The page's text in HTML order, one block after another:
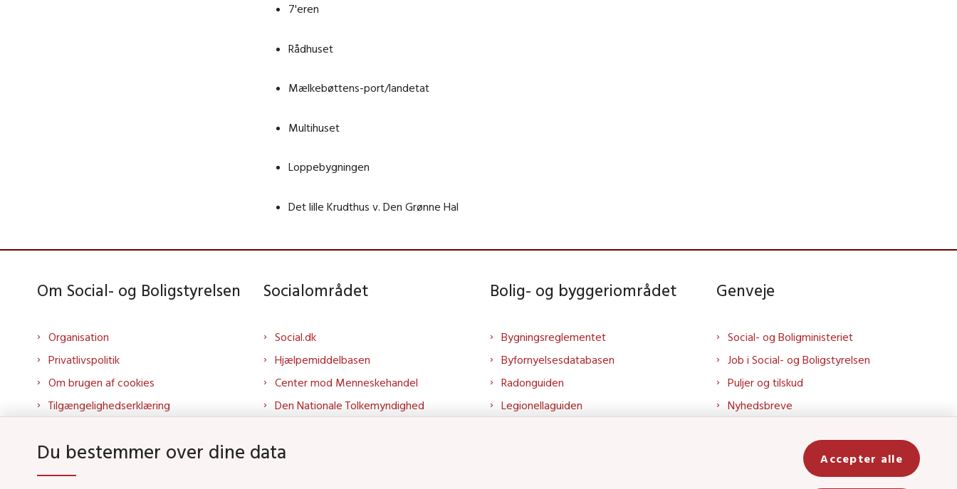
7'eren
Rådhuset
Mælkebøttens-port/landetat
Multihuset
Loppebygningen
Det lille Krudthus v. Den Grønne Hal
Om Social- og Boligstyrelsen
Organisation
Privatlivspolitik
Om brugen af cookies
Tilgængelighedserklæring
Kontakt os
Whistleblowerordning
Socialområdet
Social.dk
Hjælpemiddelbasen
Center mod Menneskehandel
Den Nationale Tolkemyndighed
Tolkeportalen
Bolig- og byggeriområdet
Bygningsreglementet
Byfornyelsesdatabasen
Radonguiden
Legionellaguiden
Genveje
Social- og Boligministeriet
Job i Social- og Boligstyrelsen
Puljer og tilskud
Nyhedsbreve
Social- og Boligstyrelsens nyheder
som RSS feed
Du bestemmer over dine data Accepter alle